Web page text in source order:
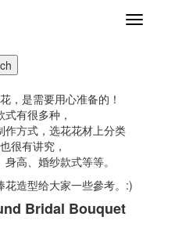
Toggle
型，你喜歡哪
，是需要用心准备的！
有很多种，
作方式，选花花材上分类
很有讲究，
高、婚纱款式等等。
造型给大家一些參考。:)
Bridal Bouquet
DAY order, CLICK HERE
as soon as possible?
if you’re open to a flower